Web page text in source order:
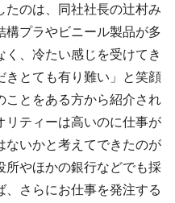
のは、同社社長の辻村み
プラやビニール製品が多
く、冷たい感じを受けてき
きとても有り難い」と笑顔
ことをある方から紹介され
リティーは高いのに仕事が
ないかと考えてできたのが
所やほかの銀行などでも採
さらにお仕事を発注する